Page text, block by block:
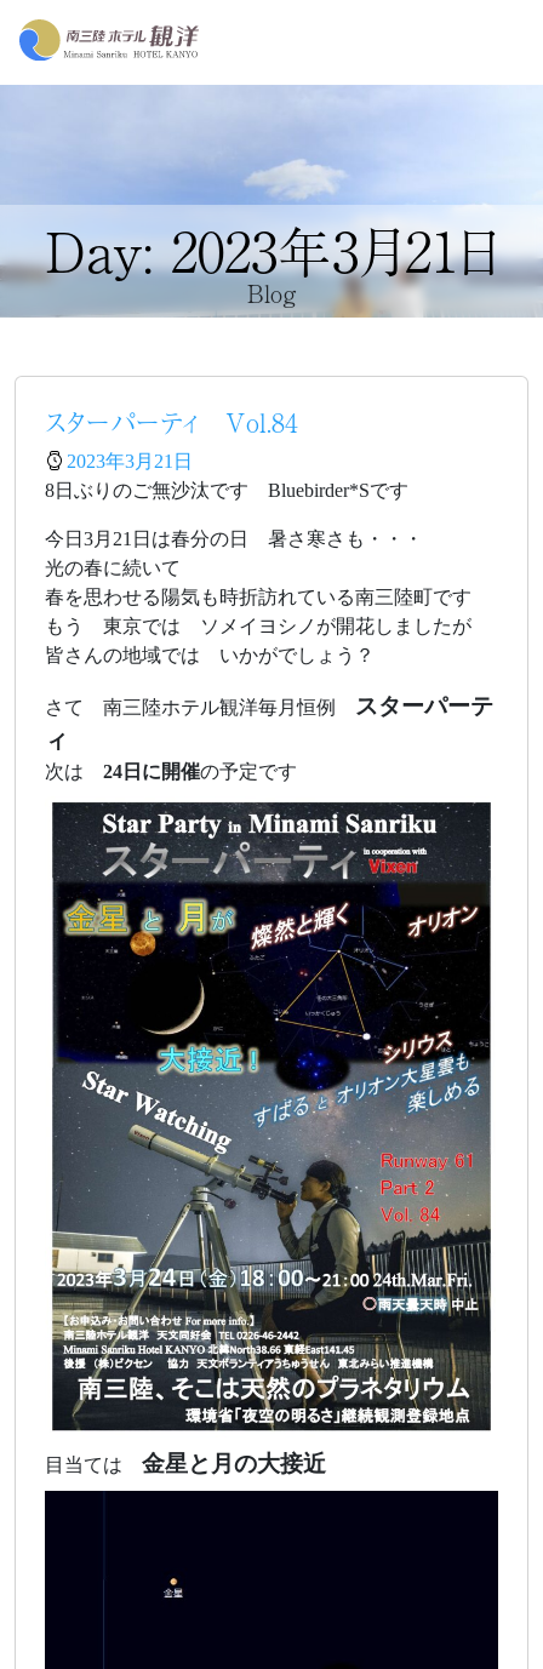
Day: 2023年3月21日
Blog
スターパーティ Vol.84
2023年3月21日
8日ぶりのご無沙汰です Bluebirder*Sです
今日3月21日は春分の日 暑さ寒さも・・・
光の春に続いて
春を思わせる陽気も時折訪れている南三陸町です
もう 東京では ソメイヨシノが開花しましたが
皆さんの地域では いかがでしょう？
さて 南三陸ホテル観洋毎月恒例
スターパーテ
ィ
次は 24日に開催の予定です
目当ては 金星と月の大接近